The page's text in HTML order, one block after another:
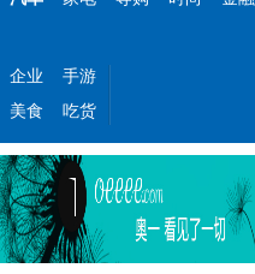
企业
手游
美食
吃货